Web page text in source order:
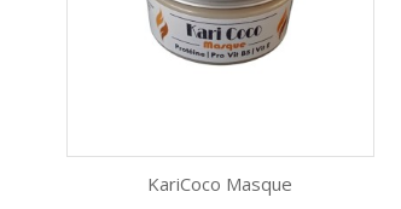
KariCoco Masque